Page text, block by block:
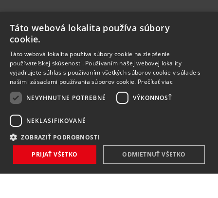
NOVINKY
Táto webová lokalita používa súbory
cookie.
Táto webová lokalita používa súbory cookie na zlepšenie
používateľskej skúsenosti. Používaním našej webovej lokality
vyjadrujete súhlas s používaním všetkých súborov cookie v súlade s
našimi zásadami používania súborov cookie. Prečítať viac
NEVYHNUTNE POTREBNÉ
VÝKONNOSŤ
NEKLASIFIKOVANÉ
ZOBRAZIŤ PODROBNOSTI
PRIJAŤ VŠETKO ODMIETNUŤ VŠETKO